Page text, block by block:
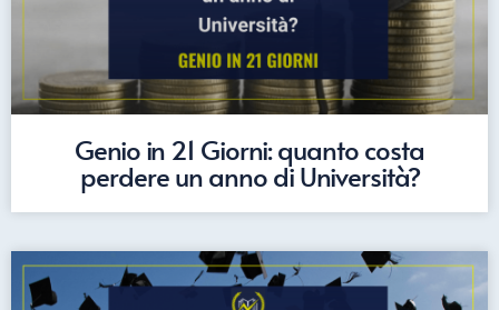
Genio in 21 Giorni: quanto costa
perdere un anno di Università?